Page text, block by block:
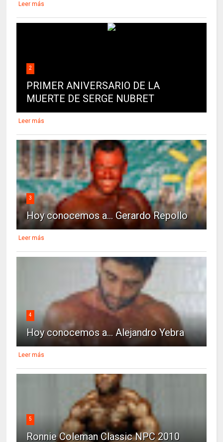
Leer más
2
PRIMER ANIVERSARIO DE LA
MUERTE DE SERGE NUBRET
Leer más
3
Hoy conocemos a... Gerardo Repollo
Leer más
4
Hoy conocemos a... Alejandro Yebra
Leer más
5
Ronnie Coleman Classic NPC 2010